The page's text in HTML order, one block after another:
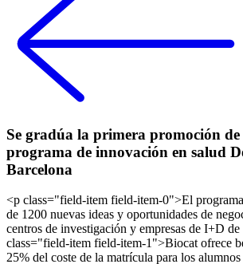
Se gradúa la primera promoción de
programa de innovación en salud
Barcelona
<p class="field-item field-item-0">El
de 1200 nuevas ideas y oportunidades de
centros de investigación y empresas de I+D
class="field-item field-item-1">Biocat ofrece
25% del coste de la matrícula para los